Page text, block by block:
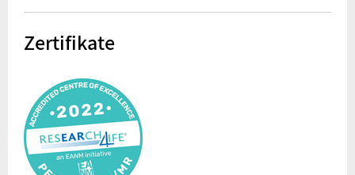
Zertifikate